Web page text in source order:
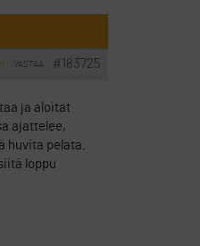
#183725
VASTAA
ja aloitat
ajattelee,
huvita pelata.
loppu